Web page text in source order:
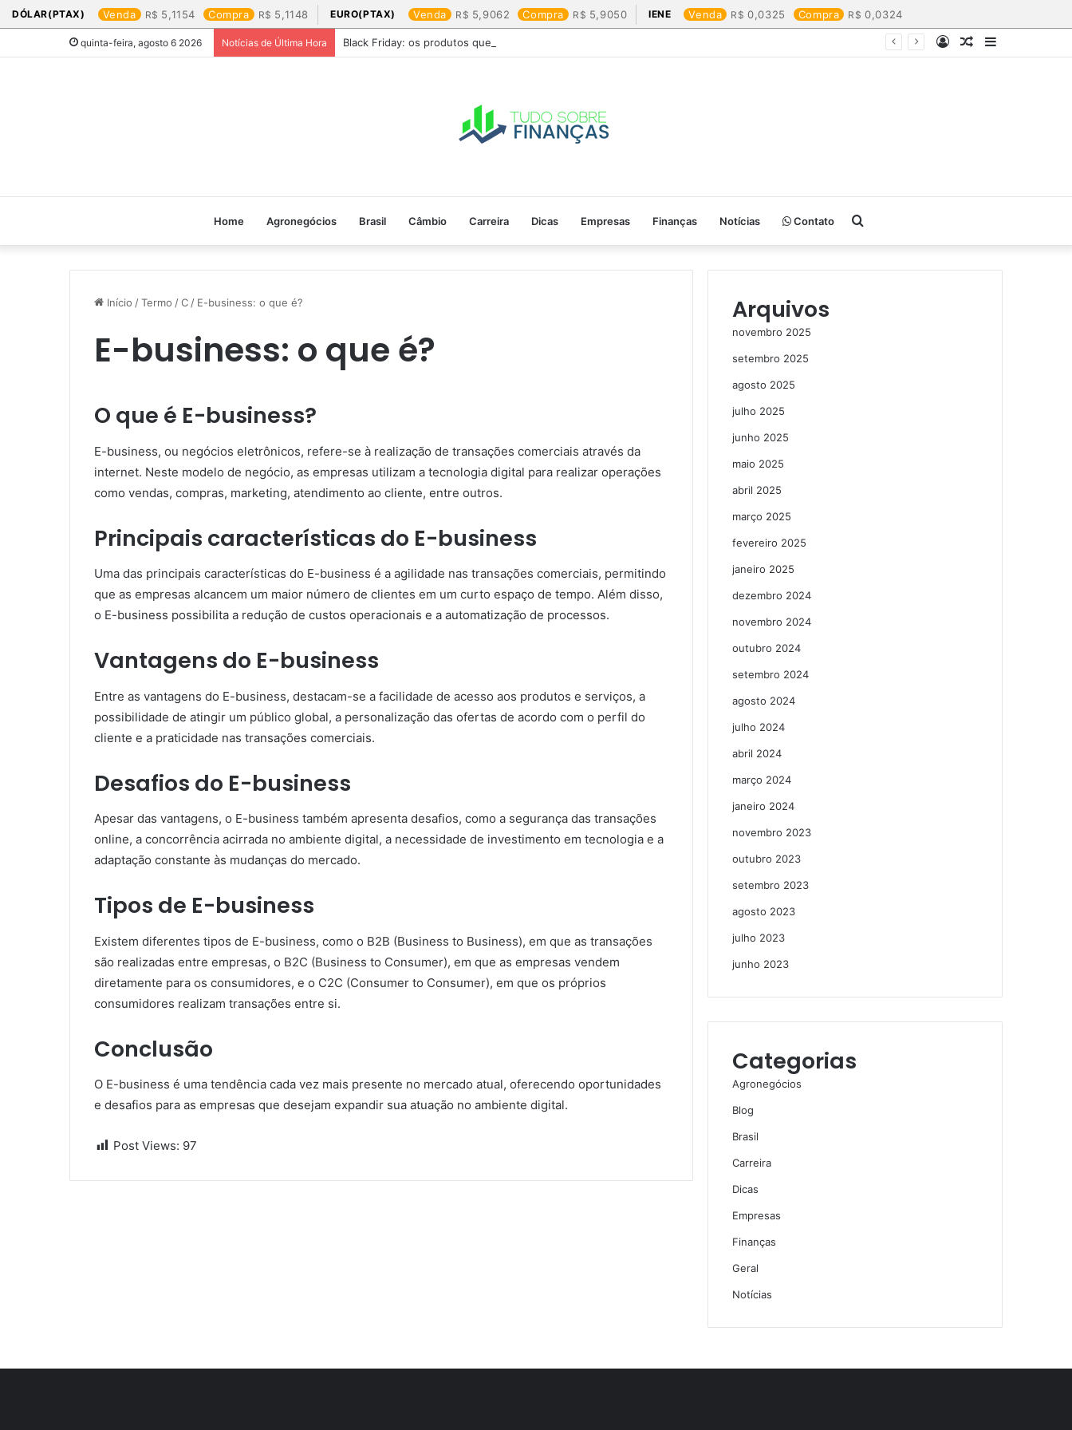
DÓLAR(PTAX) Venda 5,1154 Compra 5,1148 EURO(PTAX) Venda 5,9062 Compra 5,9050 IENE Venda 0,0325 Compra 0,0324
quinta-feira, agosto 6 2026 Notícias de Última Hora Black Friday: os produtos que mais valem a pena
Barra
Artigo
Entrar
Home Agronegócios Brasil Câmbio Carreira Dicas Empresas Finanças Notícias Contato Procurar
por
Início /Termo /C / E-business: o que é?
E-business: o que é?
O que é E-business?
E-business, ou negócios eletrônicos, refere-se à realização de transações comerciais através da
internet. Neste modelo de negócio, as empresas utilizam a tecnologia digital para realizar operações
como vendas, compras, marketing, atendimento ao cliente, entre outros.
Principais características do E-business
Uma das principais características do E-business é a agilidade nas transações comerciais, permitindo
que as empresas alcancem um maior número de clientes em um curto espaço de tempo. Além disso,
o E-business possibilita a redução de custos operacionais e a automatização de processos.
Vantagens do E-business
Entre as vantagens do E-business, destacam-se a facilidade de acesso aos produtos e serviços, a
possibilidade de atingir um público global, a personalização das ofertas de acordo com o perfil do
cliente e a praticidade nas transações comerciais.
Desafios do E-business
Apesar das vantagens, o E-business também apresenta desafios, como a segurança das transações
online, a concorrência acirrada no ambiente digital, a necessidade de investimento em tecnologia e a
adaptação constante às mudanças do mercado.
Tipos de E-business
Existem diferentes tipos de E-business, como o B2B (Business to Business), em que as transações
são realizadas entre empresas, o B2C (Business to Consumer), em que as empresas vendem
diretamente para os consumidores, e o C2C (Consumer to Consumer), em que os próprios
consumidores realizam transações entre si.
Conclusão
O E-business é uma tendência cada vez mais presente no mercado atual, oferecendo oportunidades
e desafios para as empresas que desejam expandir sua atuação no ambiente digital.
Post Views: 97
Arquivos
novembro 2025
setembro 2025
agosto 2025
julho 2025
junho 2025
maio 2025
abril 2025
março 2025
fevereiro 2025
janeiro 2025
dezembro 2024
novembro 2024
outubro 2024
setembro 2024
agosto 2024
julho 2024
abril 2024
março 2024
janeiro 2024
novembro 2023
outubro 2023
setembro 2023
agosto 2023
julho 2023
junho 2023
Categorias
Agronegócios
Blog
Brasil
Carreira
Dicas
Empresas
Finanças
Geral
Notícias